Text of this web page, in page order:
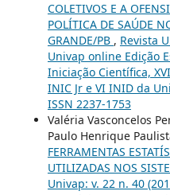
COLETIVOS E A
POLÍTICA DE SAÚDE
GRANDE/PB , Revista
Univap online Edição
Iniciação Científica,
INIC Jr e VI INID da
ISSN 2237-1753
Valéria Vasconcelos
Paulo Henrique
FERRAMENTAS
UTILIZADAS NOS
Univap: v. 22 n. 40